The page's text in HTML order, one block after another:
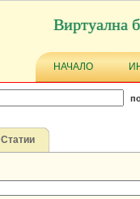
Виртуална
НАЧАЛО
Статии